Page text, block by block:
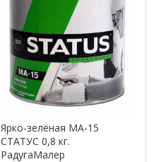
Ярко-зелёная МА-15
СТАТУС 0,8 кг.
РадугаМалер